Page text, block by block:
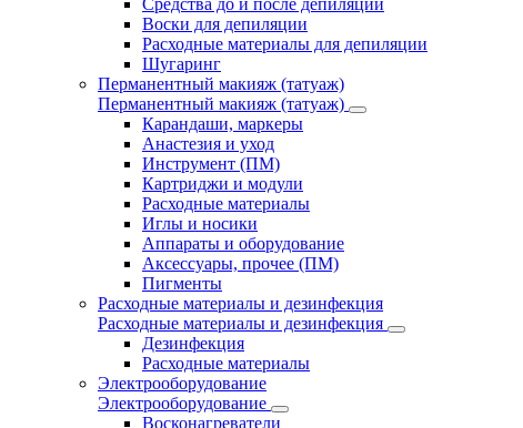
Средства до и после депиляции
Воски для депиляции
Расходные материалы для депиляции
Шугаринг
Перманентный макияж (татуаж)
Перманентный макияж (татуаж)
Карандаши, маркеры
Анастезия и уход
Инструмент (ПМ)
Картриджи и модули
Расходные материалы
Иглы и носики
Аппараты и оборудование
Аксессуары, прочее (ПМ)
Пигменты
Расходные материалы и дезинфекция
Расходные материалы и дезинфекция
Дезинфекция
Расходные материалы
Электрооборудование
Электрооборудование
Восконагреватели